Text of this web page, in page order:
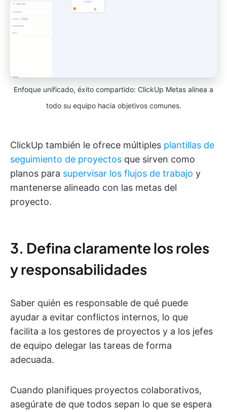
Enfoque unificado, éxito compartido: ClickUp Metas alinea a
todo su equipo hacia objetivos comunes.
ClickUp también le ofrece múltiples plantillas de
seguimiento de proyectos que sirven como
planos para supervisar los flujos de trabajo y
mantenerse alineado con las metas del
proyecto.
3. Defina claramente los roles
y responsabilidades
Saber quién es responsable de qué puede
ayudar a evitar conflictos internos, lo que
facilita a los gestores de proyectos y a los jefes
de equipo delegar las tareas de forma
adecuada.
Cuando planifiques proyectos colaborativos,
asegúrate de que todos sepan lo que se espera